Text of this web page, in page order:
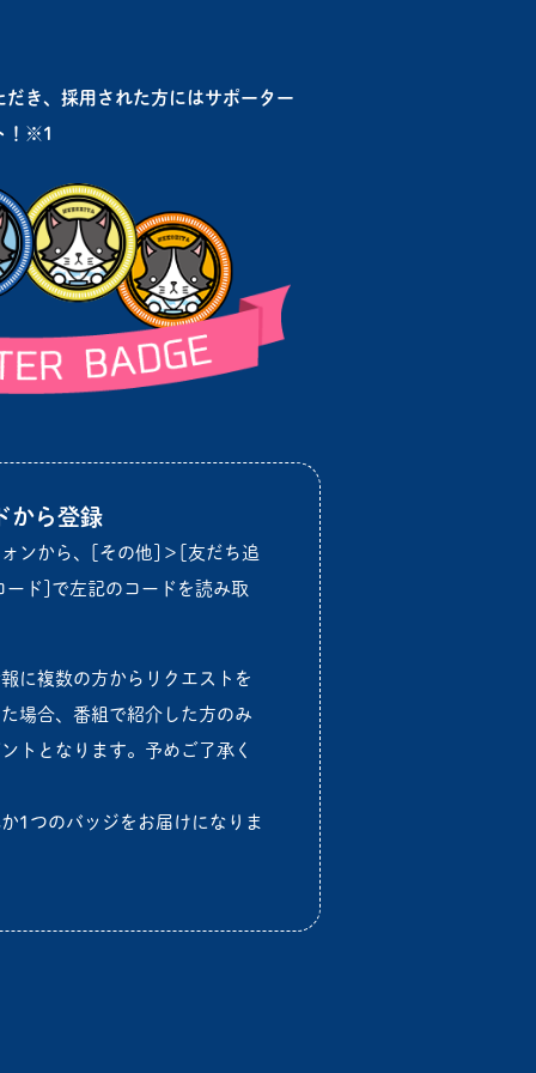
き、採用された方にはサポーター
！※1
から登録
ンから、[その他]＞[友だち追
ド]で左記のコードを読み取
に複数の方からリクエストを
場合、番組で紹介した方のみ
トとなります。予めご了承く
1つのバッジをお届けになりま